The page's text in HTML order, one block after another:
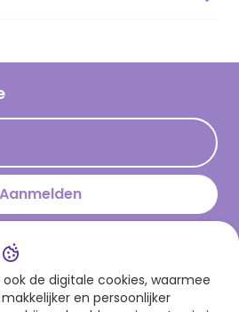
teksten
Aanmelden
de digitale cookies, waarmee
en persoonlijker